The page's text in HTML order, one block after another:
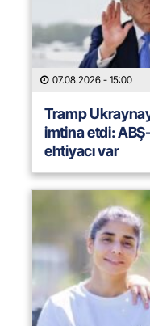
07.08.2026 - 15:00
Tramp
imtina etdi:
ehtiyacı var